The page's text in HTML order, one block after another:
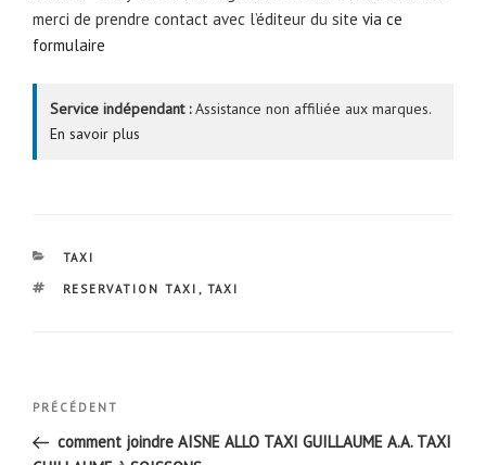
merci de prendre contact avec l’éditeur du site via ce
formulaire
Service indépendant :Assistance non affiliée aux marques.
En savoir plus
CATÉGORIES
TAXI
ÉTIQUETTES
RESERVATION TAXI , TAXI
Navigation
l’article
Article
précédent
PRÉCÉDENT
comment joindre AISNE ALLO TAXI GUILLAUME A.A. TAXI